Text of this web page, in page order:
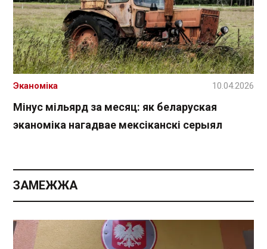
Мінус мільярд за месяц: як беларуская
эканоміка нагадвае мексіканскі серыял
Эканоміка 10.04.2026
ЗАМЕЖЖА